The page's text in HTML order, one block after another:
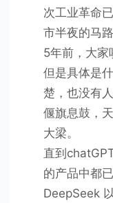
次工业革命
市半夜的马路
5年前，大家
但是具体是
楚，也没有
偃旗息鼓，
大梁。
直到
的产品中都
DeepSeek